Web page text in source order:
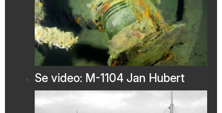
Se video: M-1104 Jan Hubert